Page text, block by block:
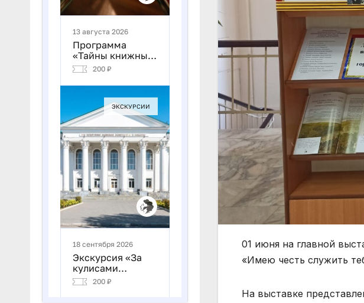
01 июня на главной
«Имею честь служить
На выставке